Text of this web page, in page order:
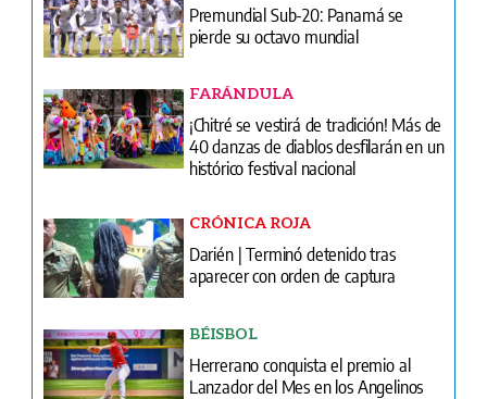
Premundial Sub-20: Panamá se
pierde su octavo mundial
FARÁNDULA
¡Chitré se vestirá de tradición! Más de
40 danzas de diablos desfilarán en un
histórico festival nacional
CRÓNICA ROJA
Darién | Terminó detenido tras
aparecer con orden de captura
BÉISBOL
Herrerano conquista el premio al
Lanzador del Mes en los Angelinos